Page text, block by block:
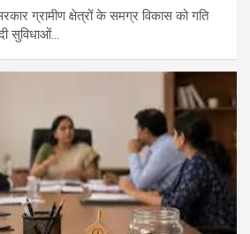
ग्रामीण क्षेत्रों के समग्र विकास को गति
सुविधाओं…